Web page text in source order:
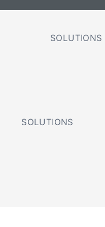
SOLUTIONS
SOLUTIONS